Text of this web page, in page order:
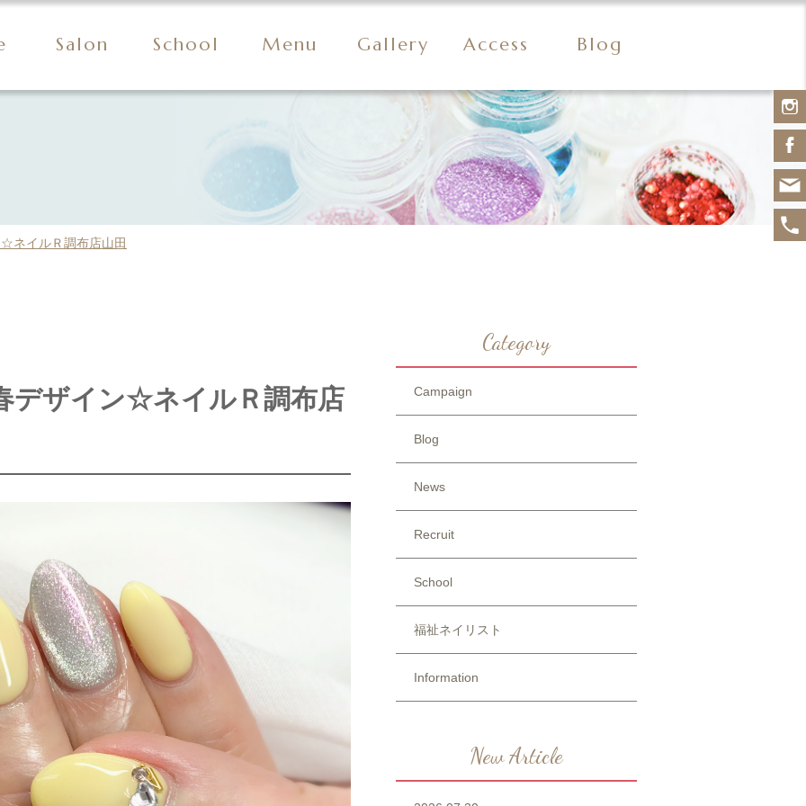
Salon School Menu Gallery Access Blog
ネイルＲ調布店山田
デザイン☆ネイルＲ調布店
Category
Campaign
Blog
News
Recruit
School
福祉ネイリスト
Information
New Article